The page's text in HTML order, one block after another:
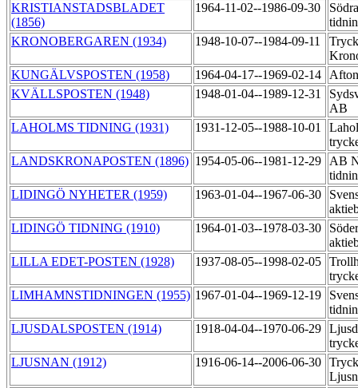
KRISTIANSTADSBLADET
(1856)
1964-11-02--1986-09-30
KRONOBERGAREN (1934)
1948-10-07--1984-09-11
KUNGÄLVSPOSTEN (1958)
1964-04-17--1969-02-14
KVÄLLSPOSTEN (1948)
1948-01-04--1989-12-31
AB
LAHOLMS TIDNING (1931)
1931-12-05--1988-10-01
LANDSKRONAPOSTEN (1896) 1954-05-06--1981-12-29
AB
LIDINGÖ NYHETER (1959)
1963-01-04--1967-06-30
LIDINGÖ TIDNING (1910)
1964-01-03--1978-03-30
LILLA EDET-POSTEN (1928)
1937-08-05--1998-02-05
LIMHAMNSTIDNINGEN (1955) 1967-01-04--1969-12-19
LJUSDALSPOSTEN (1914)
1918-04-04--1970-06-29
LJUSNAN (1912)
1916-06-14--2006-06-30